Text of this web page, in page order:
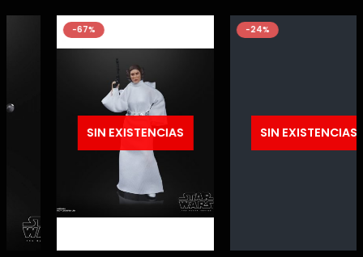
SIN EXISTENCIAS SIN EXISTENCIAS